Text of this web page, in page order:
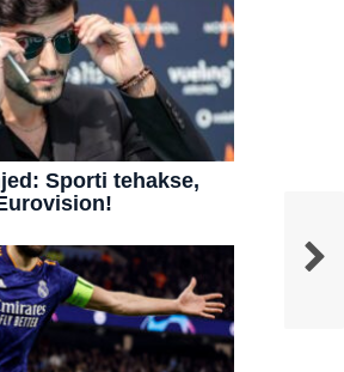
Sporti tehakse,